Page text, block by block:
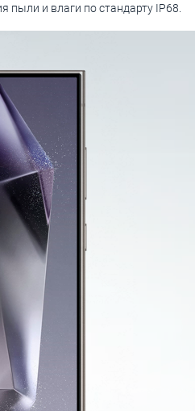
пыли и влаги по стандарту IP68.